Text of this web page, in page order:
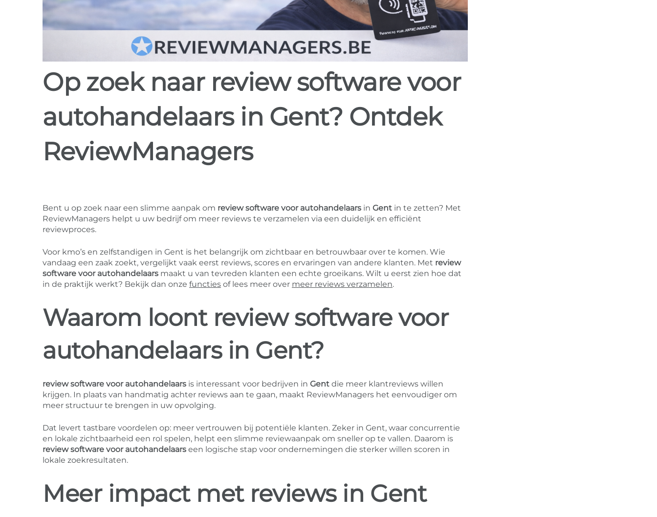
Op zoek naar review software voor
autohandelaars in Gent? Ontdek
ReviewManagers
Bent u op zoek naar een slimme aanpak om review software voor autohandelaars in Gent in te zetten? Met
ReviewManagers helpt u uw bedrijf om meer reviews te verzamelen via een duidelijk en efficiënt
reviewproces.
Voor kmo’s en zelfstandigen in Gent is het belangrijk om zichtbaar en betrouwbaar over te komen. Wie
vandaag een zaak zoekt, vergelijkt vaak eerst reviews, scores en ervaringen van andere klanten. Met review
software voor autohandelaars maakt u van tevreden klanten een echte groeikans. Wilt u eerst zien hoe dat
in de praktijk werkt? Bekijk dan onze functies of lees meer over meer reviews verzamelen.
Waarom loont review software voor
autohandelaars in Gent?
review software voor autohandelaars is interessant voor bedrijven in Gent die meer klantreviews willen
krijgen. In plaats van handmatig achter reviews aan te gaan, maakt ReviewManagers het eenvoudiger om
meer structuur te brengen in uw opvolging.
Dat levert tastbare voordelen op: meer vertrouwen bij potentiële klanten. Zeker in Gent, waar concurrentie
en lokale zichtbaarheid een rol spelen, helpt een slimme reviewaanpak om sneller op te vallen. Daarom is
review software voor autohandelaars een logische stap voor ondernemingen die sterker willen scoren in
lokale zoekresultaten.
Meer impact met reviews in Gent